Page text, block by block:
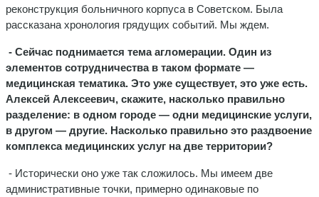
реконструкция больничного корпуса в Советском. Была
рассказана хронология грядущих событий. Мы ждем.
- Сейчас поднимается тема агломерации. Один из
элементов сотрудничества в таком формате —
медицинская тематика. Это уже существует, это уже есть.
Алексей Алексеевич, скажите, насколько правильно
разделение: в одном городе — одни медицинские услуги,
в другом — другие. Насколько правильно это раздвоение
комплекса медицинских услуг на две территории?
- Исторически оно уже так сложилось. Мы имеем две
административные точки, примерно одинаковые по